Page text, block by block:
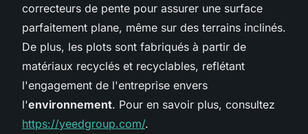
correcteurs de pente pour assurer une surface
parfaitement plane, même sur des terrains inclinés.
De plus, les plots sont fabriqués à partir de
matériaux recyclés et recyclables, reflétant
l'engagement de l'entreprise envers
l'environnement. Pour en savoir plus, consultez
https://yeedgroup.com/.